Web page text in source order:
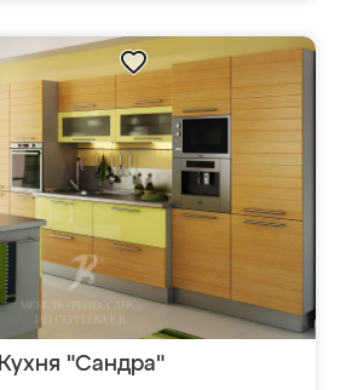
Кухня "Сандра"